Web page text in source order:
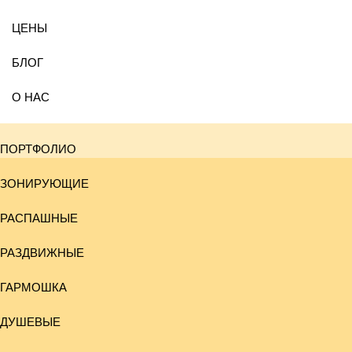
ЦЕНЫ
БЛОГ
О НАС
ПОРТФОЛИО
ЗОНИРУЮЩИЕ
РАСПАШНЫЕ
РАЗДВИЖНЫЕ
ГАРМОШКА
ДУШЕВЫЕ